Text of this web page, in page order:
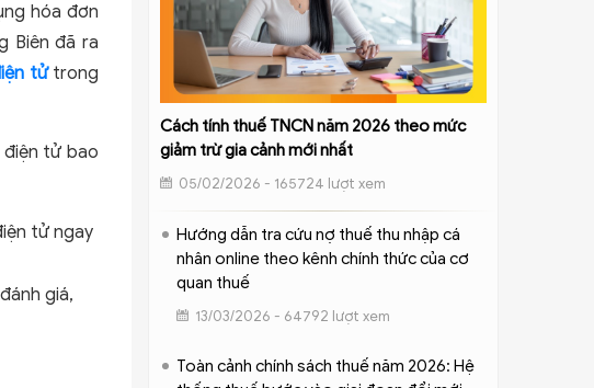
hóa đơn
Biên đã ra
tửtrong
điện tử bao
tử ngay
giá,
Cách tính thuế TNCN năm 2026 theo mức
giảm trừ gia cảnh mới nhất
05/02/2026 - 165724 lượt xem
Hướng dẫn tra cứu nợ thuế thu nhập cá
nhân online theo kênh chính thức của cơ
quan thuế
13/03/2026 - 64792 lượt xem
Toàn cảnh chính sách thuế năm 2026: Hệ